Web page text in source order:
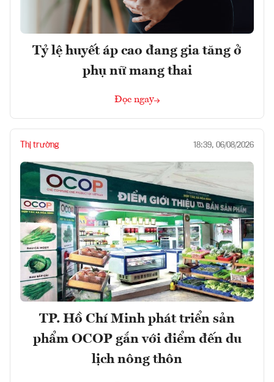
Tỷ lệ huyết áp cao đang gia tăng ở
phụ nữ mang thai
Đọc ngay
Thị trường 18:39, 06/08/2026
TP. Hồ Chí Minh phát triển sản
phẩm OCOP gắn với điểm đến du
lịch nông thôn